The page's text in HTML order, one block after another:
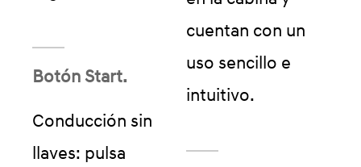
Botón Start.
Conducción sin
llaves: pulsa
cuentan con un
uso sencillo e
intuitivo.